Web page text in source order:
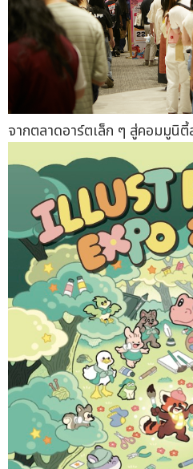
จากตลาดอาร์ตเล็ก ๆ สู่คอมมูนิ